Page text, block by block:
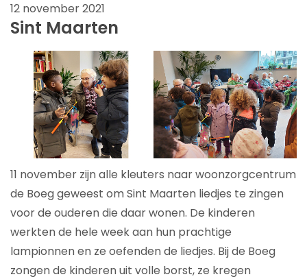
12 november 2021
Sint Maarten
11 november zijn alle kleuters naar woonzorgcentrum
de Boeg geweest om Sint Maarten liedjes te zingen
voor de ouderen die daar wonen. De kinderen
werkten de hele week aan hun prachtige
lampionnen en ze oefenden de liedjes. Bij de Boeg
zongen de kinderen uit volle borst, ze kregen